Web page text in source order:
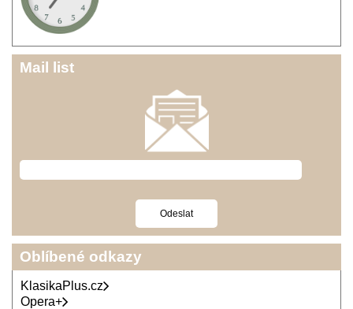
Mail list
Oblíbené odkazy
KlasikaPlus.cz
Opera+